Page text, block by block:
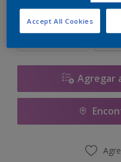
Agregar
Accept All Cookies